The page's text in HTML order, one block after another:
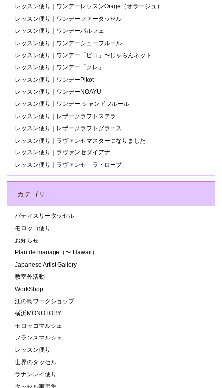
レッスン便り｜ワンデーレッスンOrage（オラージュ）
レッスン便り｜ワンデーファータッセル
レッスン便り｜ワンデーパルフェ
レッスン便り｜ワンデーシューフルール
レッスン便り｜ワンデー「ピコ」〜じゃらんネット
レッスン便り｜ワンデー「クレ」
レッスン便り｜ワンデーPikot
レッスン便り｜ワンデーNOAYU
レッスン便り｜ワンデー シャンドフルール
レッスン便り｜レザークラフトステラ
レッスン便り｜レザークラフトグラース
レッスン便り｜ラヴァンセマスターになりました
レッスン便り｜ラヴァンセダイアナ
レッスン便り｜ラヴァンセ「ラ・ローブ」
カテゴリー
パティスリータッセル
モロッコ便り
お知らせ
Plan de mariage（〜 Hawaii）
Japanese Artist Gallery
教室外活動
WorkShop
江の島ワークショップ
横浜MONOTORY
モロッコマルシェ
フランスマルシェ
レッスン便り
世界のタッセル
ラナンレイ便り
タッセル実用集